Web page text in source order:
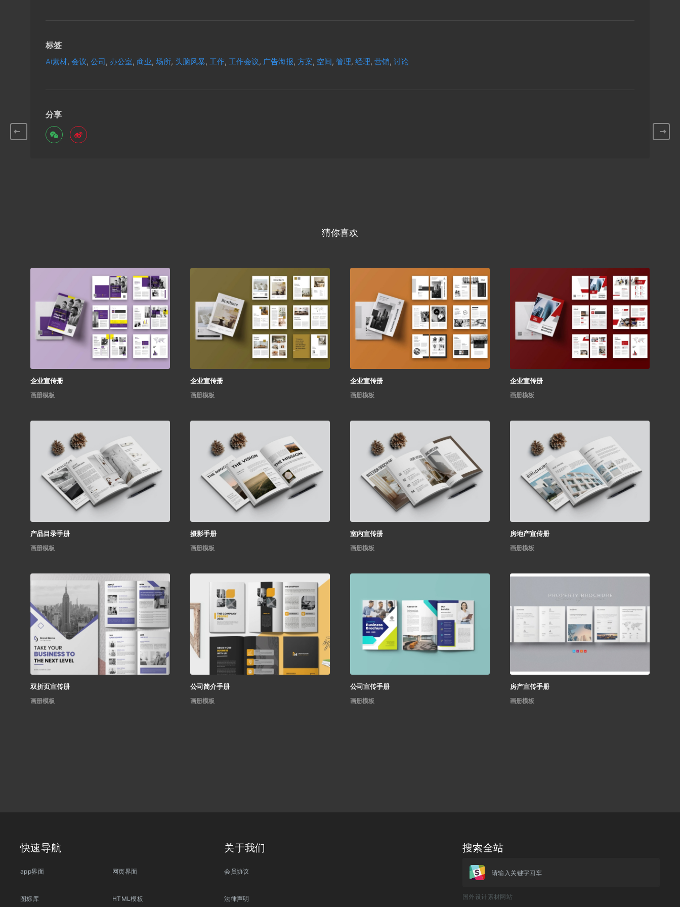
标签
Ai素材, 会议, 公司 , 办公室, 商业, 场所, 头脑风暴, 工作, 工作会议, 广告海报, 方案, 空间, 管理, 经理, 营销, 讨论
分享
猜你喜欢
企业宣传册
画册模板
企业宣传册
画册模板
企业宣传册
画册模板
企业宣传册
画册模板
产品目录手册
画册模板
摄影手册
画册模板
室内宣传册
画册模板
房地产宣传册
画册模板
双折页宣传册
画册模板
公司简介手册
画册模板
公司宣传手册
画册模板
房产宣传手册
画册模板
快速导航
app界面
图标库
网页界面
HTML模板
关于我们
会员协议
法律声明
搜索全站
请输入关键字回车
国外设计素材网站